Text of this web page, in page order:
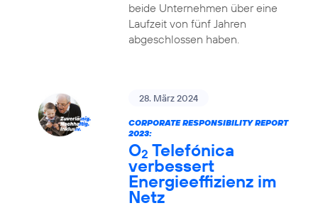
beide Unternehmen über eine
Laufzeit von fünf Jahren
abgeschlossen haben.
28. März 2024
CORPORATE RESPONSIBILITY REPORT
2023:
O2 Telefónica
verbessert
Energieeffizienz im
Netz